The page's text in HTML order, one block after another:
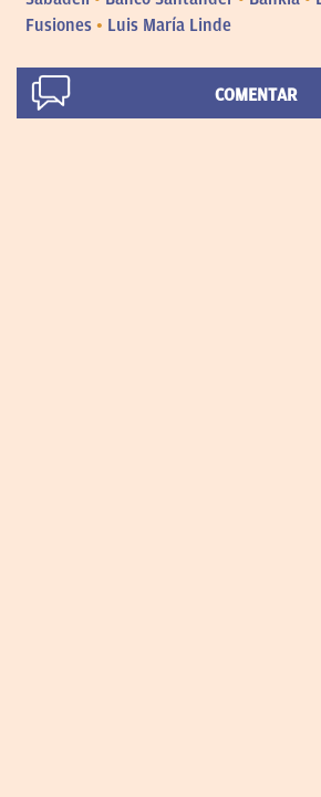
Fusiones
Luis María Linde
COMENTAR